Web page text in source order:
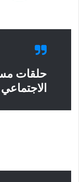
حلقات
الاجتماعي